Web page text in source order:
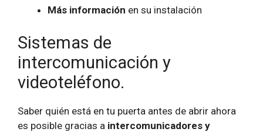
Más información en su instalación
Sistemas de
intercomunicación y
videoteléfono.
Saber quién está en tu puerta antes de abrir ahora
es posible gracias a intercomunicadores y